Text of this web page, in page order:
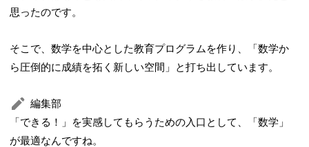
思ったのです。
そこで、数学を中心とした教育プログラムを作り、「数学か
ら圧倒的に成績を拓く新しい空間」と打ち出しています。
編集部
「できる！」を実感してもらうための入口として、「数学」
が最適なんですね。